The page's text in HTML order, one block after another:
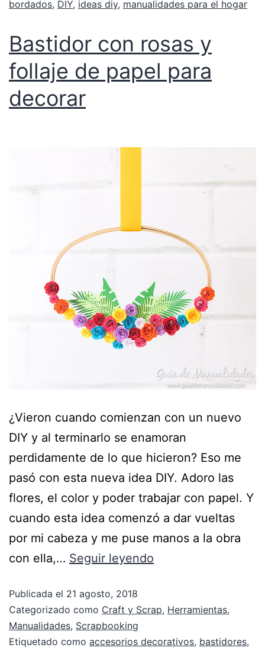
bordados, DIY, ideas diy, manualidades para el hogar
Bastidor con rosas y
follaje de papel para
decorar
¿Vieron cuando comienzan con un nuevo
DIY y al terminarlo se enamoran
perdidamente de lo que hicieron? Eso me
pasó con esta nueva idea DIY. Adoro las
flores, el color y poder trabajar con papel. Y
cuando esta idea comenzó a dar vueltas
por mi cabeza y me puse manos a la obra
con ella,… Seguir leyendo
Publicada el 21 agosto, 2018
Categorizado como Craft y Scrap, Herramientas,
Manualidades, Scrapbooking
Etiquetado como accesorios decorativos, bastidores,